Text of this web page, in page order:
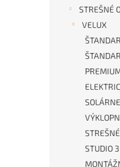
STREŠNÉ
VELUX
STUDIO 3